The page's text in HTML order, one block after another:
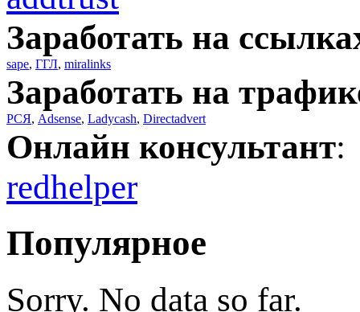
Заработать на
sape, ГГЛ, miralinks
Заработать на
РСЯ, Adsense, Ladycash, Directadvert
Онлайн консультант:
redhelper
Популярное
Sorry. No data so far.